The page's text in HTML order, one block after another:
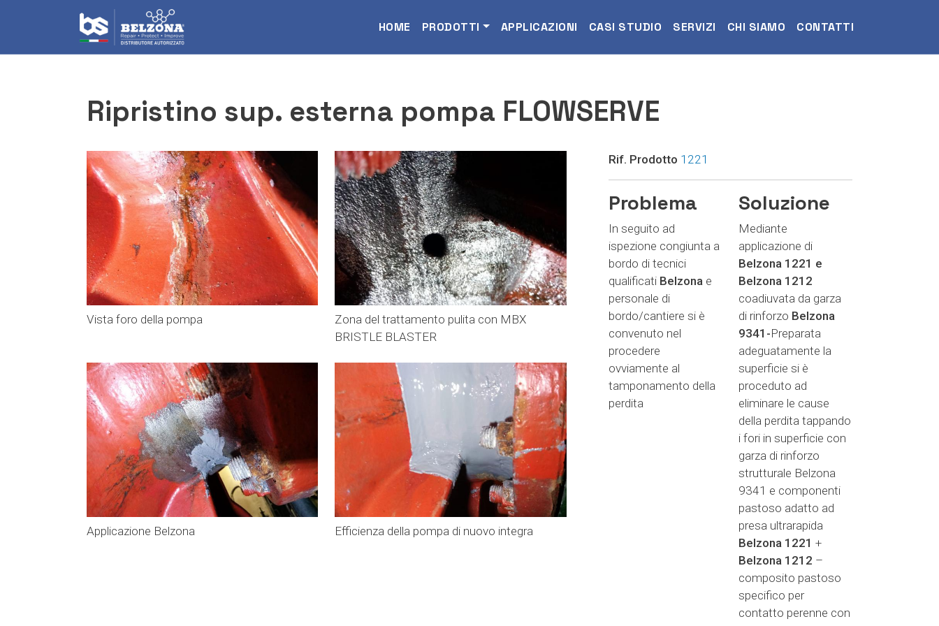
Navigazione principale
HOME PRODOTTI APPLICAZIONI CASI STUDIO SERVIZI CHI SIAMO CONTATTI
Ripristino sup. esterna pompa FLOWSERVE
Vista foro della pompa
Zona del trattamento pulita con MBX
BRISTLE BLASTER
Applicazione Belzona Efficienza della pompa di nuovo integra
Rif. Prodotto 1221
Problema
In seguito ad
ispezione congiunta a
bordo di tecnici
qualificati Belzonae
personale di
bordo/cantiere si è
convenuto nel
procedere
ovviamente al
tamponamento della
perdita
Soluzione
Mediante
applicazione di
Belzona 1221 e
Belzona 1212
coadiuvata da garza
di rinforzo Belzona
9341-Preparata
adeguatamente la
superficie si è
proceduto ad
eliminare le cause
della perdita tappando
i fori in superficie con
garza di rinforzo
strutturale Belzona
9341 e componenti
pastoso adatto ad
presa ultrarapida
Belzona 1221+
Belzona 1212 –
composito pastoso
specifico per
contatto perenne con